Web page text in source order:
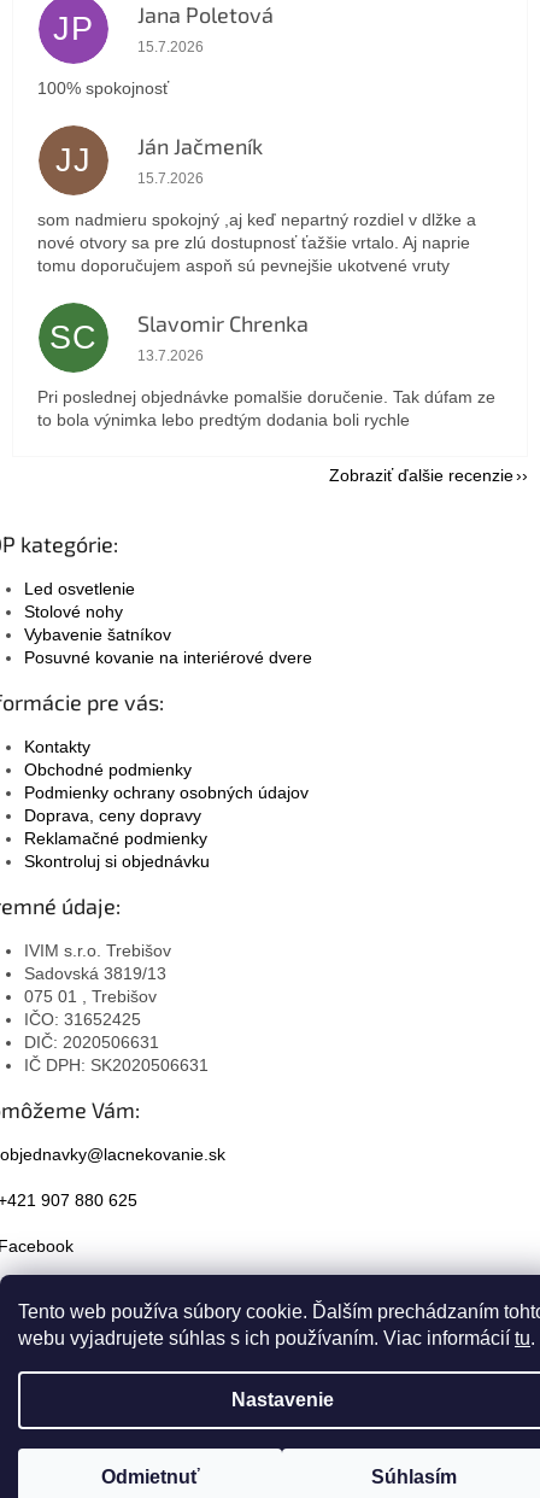
Tento web používa súbory cookie. Ďalším prechádzaním
webu vyjadrujete súhlas s ich používaním. Viac informácií tu.
Nastavenie
Odmietnuť Súhlasím
JP Jana Poletová
Hodnotenie obchodu je 5 z 5 hviezdičiek.
15.7.2026
100% spokojnosť
JJ Ján Jačmeník
Hodnotenie obchodu je 5 z 5 hviezdičiek.
15.7.2026
som nadmieru spokojný ,aj keď nepartný rozdiel v dlžke a
nové otvory sa pre zlú dostupnosť ťažšie vrtalo. Aj naprie
tomu doporučujem aspoň sú pevnejšie ukotvené vruty
SC Slavomir Chrenka
Hodnotenie obchodu je 5 z 5 hviezdičiek.
13.7.2026
Pri poslednej objednávke pomalšie doručenie. Tak dúfam ze
to bola výnimka lebo predtým dodania boli rychle
Zobraziť ďalšie recenzie
kategórie:
Led osvetlenie
Stolové nohy
Vybavenie šatníkov
Posuvné kovanie na interiérové dvere
pre vás:
Kontakty
Obchodné podmienky
Podmienky ochrany osobných údajov
Doprava, ceny dopravy
Reklamačné podmienky
Skontroluj si objednávku
údaje:
IVIM s.r.o. Trebišov
Sadovská 3819/13
075 01 , Trebišov
IČO: 31652425
DIČ: 2020506631
IČ DPH: SK2020506631
Vám:
objednavky@lacnekovanie.sk
907 880 625